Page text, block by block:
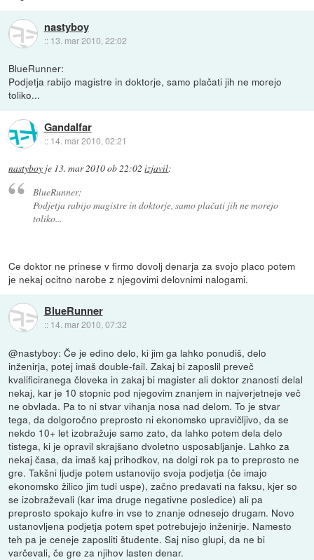
nastyboy
:: 13. mar 2010, 22:02
BlueRunner:
Podjetja rabijo magistre in doktorje, samo plačati jih ne morejo
toliko...
Gandalfar
:: 14. mar 2010, 02:21
nastyboy je 13. mar 2010 ob 22:02 izjavil:
BlueRunner:
Podjetja rabijo magistre in doktorje, samo plačati jih ne morejo
toliko...
Ce doktor ne prinese v firmo dovolj denarja za svojo placo potem
je nekaj ocitno narobe z njegovimi delovnimi nalogami.
BlueRunner
:: 14. mar 2010, 07:32
@nastyboy: Če je edino delo, ki jim ga lahko ponudiš, delo
inženirja, potej imaš double-fail. Zakaj bi zaposlil preveč
kvalificiranega človeka in zakaj bi magister ali doktor znanosti delal
nekaj, kar je 10 stopnic pod njegovim znanjem in najverjetneje več
ne obvlada. Pa to ni stvar vihanja nosa nad delom. To je stvar
tega, da dolgoročno preprosto ni ekonomsko upravičljivo, da se
nekdo 10+ let izobražuje samo zato, da lahko potem dela delo
tistega, ki je opravil skrajšano dvoletno usposabljanje. Lahko za
nekaj časa, da imaš kaj prihodkov, na dolgi rok pa to preprosto ne
gre. Takšni ljudje potem ustanovijo svoja podjetja (če imajo
ekonomsko žilico jim tudi uspe), začno predavati na faksu, kjer so
se izobraževali (kar ima druge negativne posledice) ali pa
preprosto spokajo kufre in vse to znanje odnesejo drugam. Novo
ustanovljena podjetja potem spet potrebujejo inženirje. Namesto
teh pa je ceneje zaposliti študente. Saj niso glupi, da ne bi
varčevali, če gre za njihov lasten denar.